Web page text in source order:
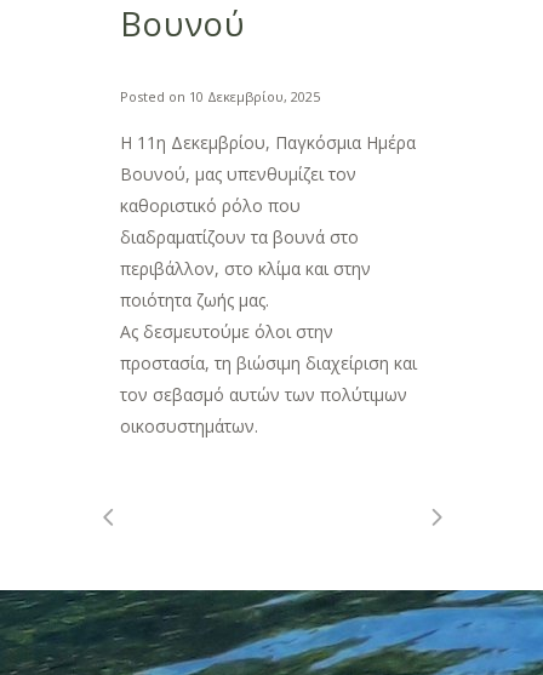
Βουνού
Posted on 10 Δεκεμβρίου, 2025
Η 11η Δεκεμβρίου, Παγκόσμια Ημέρα
Βουνού, μας υπενθυμίζει τον
καθοριστικό ρόλο που
διαδραματίζουν τα βουνά στο
περιβάλλον, στο κλίμα και στην
ποιότητα ζωής μας.
Ας δεσμευτούμε όλοι στην
προστασία, τη βιώσιμη διαχείριση και
τον σεβασμό αυτών των πολύτιμων
οικοσυστημάτων.